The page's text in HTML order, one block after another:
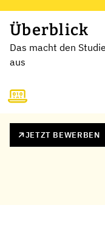
Überblick
Das macht den
aus
JETZT BEWERBEN